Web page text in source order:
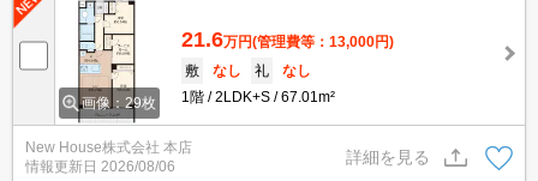
画像：29枚
21.6万円(管理費等：13,000円)
敷
なし 礼
なし
1階
2LDK+S 67.01m²
New House株式会社 本店
情報更新日 2026/08/06
詳細を見る